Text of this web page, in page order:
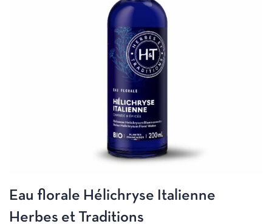
Eau florale Hélichryse Italienne
Herbes et Traditions